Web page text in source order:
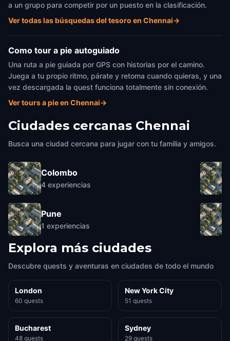
a un grupo para competir por un puesto en la clasificación.
Ver todas las búsquedas del tesoro en Chennai→
Como tour a pie autoguiado
Una ruta a pie guiada por GPS con historias por el camino.
Juega a tu propio ritmo, párate y retoma cuando quieras, y una
vez descargada la quest funciona totalmente sin conexión.
Ver tours a pie en Chennai→
Ciudades cercanas Chennai
Busca una ciudad cercana para jugar con tu familia y amigos.
Colombo
4 experiencias
Pune
1 experiencias
Explora más ciudades
Descubre quests y aventuras en ciudades de todo el mundo
London
60 quests
New York City
51 quests
Bucharest
48 quests
Sydney
29 quests